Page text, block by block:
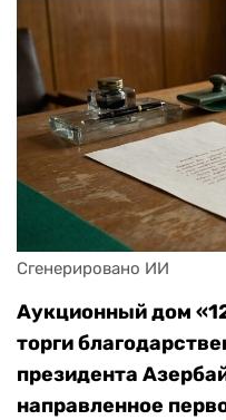
Сгенерировано ИИ
Аукционный дом
торги
президента
направленное